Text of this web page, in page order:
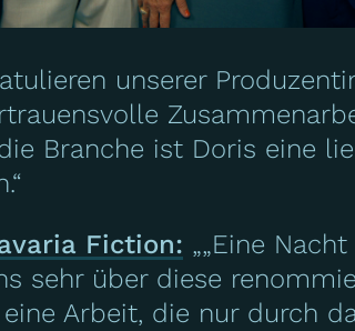
unserer
Branche ist Doris eine
Fiction: „„Eine
sehr über diese
Arbeit, die nur durch